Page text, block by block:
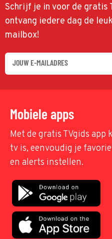
Schrijf je in voor de gratis
ontvang iedere dag de
mailbox!
Mobiele apps
Met de gratis TVgids app
tv is, eenvoudig je
en alerts instellen.